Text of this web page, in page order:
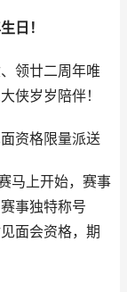
日！
领廿二周年唯
侠岁岁陪伴！
资格限量派送
马上开始，赛事
事独特称号
面会资格，期